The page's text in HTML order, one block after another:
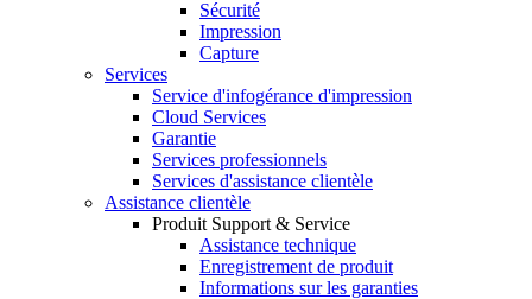
Sécurité
Impression
Capture
Services
Service d'infogérance d'impression
Cloud Services
Garantie
Services professionnels
Services d'assistance clientèle
Assistance clientèle
Produit Support & Service
Assistance technique
Enregistrement de produit
Informations sur les garanties